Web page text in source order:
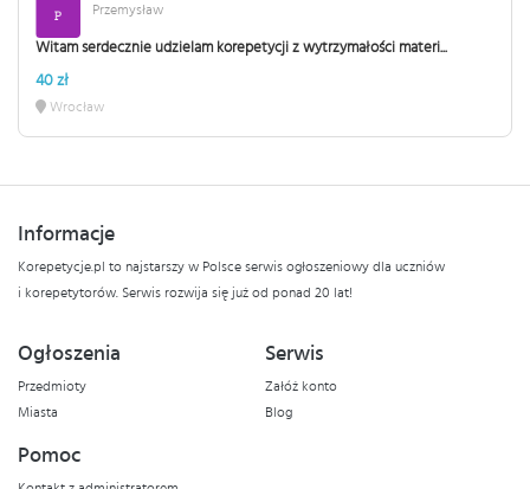
Przemysław
Witam serdecznie udzielam korepetycji z wytrzymałości materi...
40 zł
Wrocław
Informacje
Korepetycje.pl to najstarszy w Polsce serwis ogłoszeniowy dla uczniów
i korepetytorów. Serwis rozwija się już od ponad 20 lat!
Ogłoszenia
Przedmioty
Miasta
Serwis
Załóż konto
Blog
Pomoc